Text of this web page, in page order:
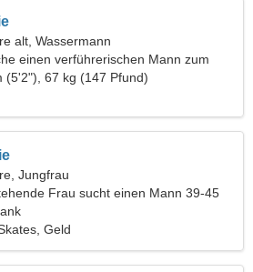
alt, Wassermann
einen verführerischen Mann zum
Skifahren
(5'2"), 67 kg (147 Pfund)
Jungfrau
Frau sucht einen Mann 39-45
Geld